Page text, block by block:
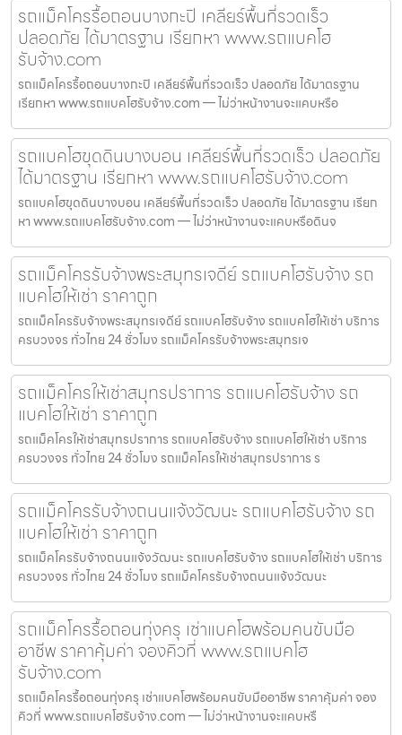
รถแม็คโครรื้อถอนบางกะปิ เคลียร์พื้นที่รวดเร็ว
ปลอดภัย ได้มาตรฐาน เรียกหา www.รถแบคโฮ
รับจ้าง.com
รถแม็คโครรื้อถอนบางกะปิ เคลียร์พื้นที่รวดเร็ว ปลอดภัย ได้มาตรฐาน
เรียกหา www.รถแบคโฮรับจ้าง.com — ไม่ว่าหน้างานจะแคบหรือ
รถแบคโฮขุดดินบางบอน เคลียร์พื้นที่รวดเร็ว ปลอดภัย
ได้มาตรฐาน เรียกหา www.รถแบคโฮรับจ้าง.com
รถแบคโฮขุดดินบางบอน เคลียร์พื้นที่รวดเร็ว ปลอดภัย ได้มาตรฐาน เรียก
หา www.รถแบคโฮรับจ้าง.com — ไม่ว่าหน้างานจะแคบหรือดินจ
รถแม็คโครรับจ้างพระสมุทรเจดีย์ รถแบคโฮรับจ้าง รถ
แบคโฮให้เช่า ราคาถูก
รถแม็คโครรับจ้างพระสมุทรเจดีย์ รถแบคโฮรับจ้าง รถแบคโฮให้เช่า บริการ
ครบวงจร ทั่วไทย 24 ชั่วโมง รถแม็คโครรับจ้างพระสมุทรเจ
รถแม็คโครให้เช่าสมุทรปราการ รถแบคโฮรับจ้าง รถ
แบคโฮให้เช่า ราคาถูก
รถแม็คโครให้เช่าสมุทรปราการ รถแบคโฮรับจ้าง รถแบคโฮให้เช่า บริการ
ครบวงจร ทั่วไทย 24 ชั่วโมง รถแม็คโครให้เช่าสมุทรปราการ ร
รถแม็คโครรับจ้างถนนแจ้งวัฒนะ รถแบคโฮรับจ้าง รถ
แบคโฮให้เช่า ราคาถูก
รถแม็คโครรับจ้างถนนแจ้งวัฒนะ รถแบคโฮรับจ้าง รถแบคโฮให้เช่า บริการ
ครบวงจร ทั่วไทย 24 ชั่วโมง รถแม็คโครรับจ้างถนนแจ้งวัฒนะ
รถแม็คโครรื้อถอนทุ่งครุ เช่าแบคโฮพร้อมคนขับมือ
อาชีพ ราคาคุ้มค่า จองคิวที่ www.รถแบคโฮ
รับจ้าง.com
รถแม็คโครรื้อถอนทุ่งครุ เช่าแบคโฮพร้อมคนขับมืออาชีพ ราคาคุ้มค่า จอง
คิวที่ www.รถแบคโฮรับจ้าง.com — ไม่ว่าหน้างานจะแคบหรื